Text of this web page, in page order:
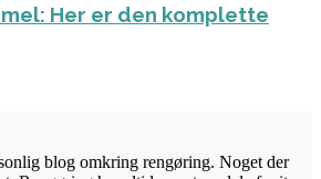
Her er den komplette
blog omkring rengøring. Noget der